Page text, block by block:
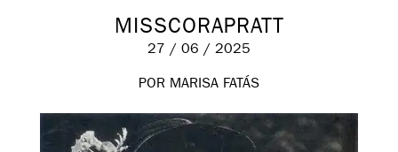
MISSCORAPRATT
27 / 06 / 2025
POR MARISA FATÁS